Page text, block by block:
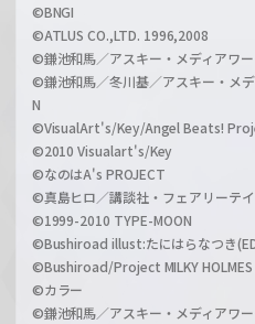
©BNGI
©ATLUS CO.,LTD. 1996,2008
©鎌池和馬／アスキー・メディアワー
©鎌池和馬／冬川基／アスキー・メ
N
©VisualArt's/Key/Angel Beats!
©2010 Visualart's/Key
©なのはA's PROJECT
©真島ヒロ／講談社・フェアリーテ
©1999-2010 TYPE-MOON
©Bushiroad illust:たにはらなつき
©Bushiroad/Project MILKY HOLMES
©カラー
©鎌池和馬／アスキー・メディアワー